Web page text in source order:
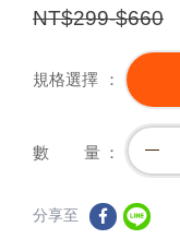
NT$299-$660
規格選擇
數 量
分享至